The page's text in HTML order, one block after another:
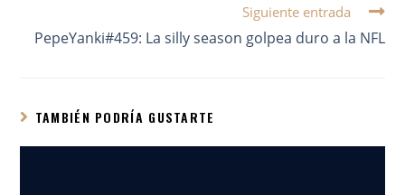
Siguiente entrada
PepeYanki#459: La silly season golpea duro a la NFL
TAMBIÉN PODRÍA GUSTARTE